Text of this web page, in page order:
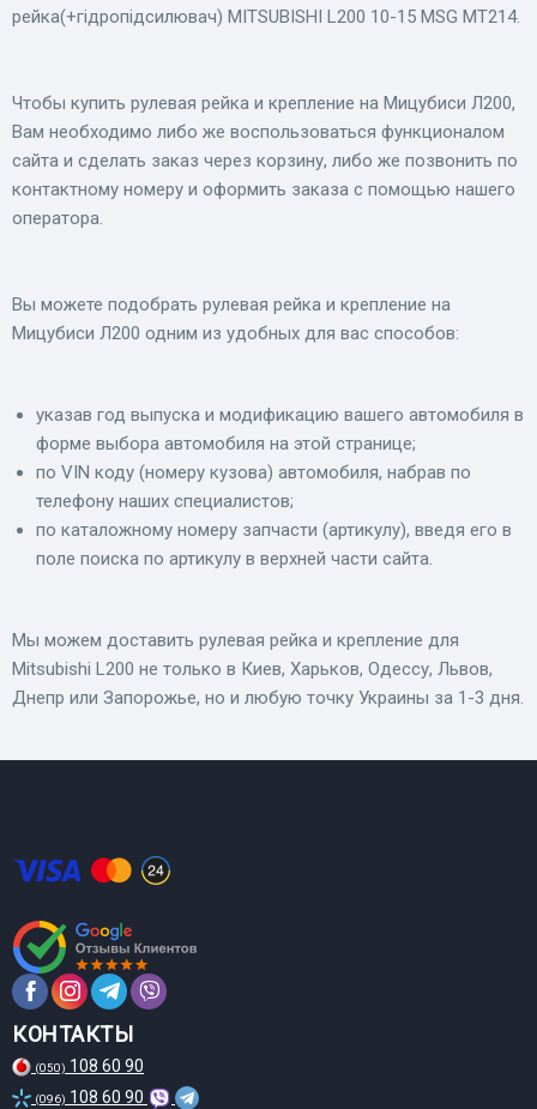
рейка(+гідропідсилювач) MITSUBISHI L200 10-15 MSG MT214.
Чтобы купить рулевая рейка и крепление на Мицубиси Л200,
Вам необходимо либо же воспользоваться функционалом
сайта и сделать заказ через корзину, либо же позвонить по
контактному номеру и оформить заказа с помощью нашего
оператора.
Вы можете подобрать рулевая рейка и крепление на
Мицубиси Л200 одним из удобных для вас способов:
указав год выпуска и модификацию вашего автомобиля в
форме выбора автомобиля на этой странице;
по VIN коду (номеру кузова) автомобиля, набрав по
телефону наших специалистов;
по каталожному номеру запчасти (артикулу), введя его в
поле поиска по артикулу в верхней части сайта.
Мы можем доставить рулевая рейка и крепление для
Mitsubishi L200 не только в Киев, Харьков, Одессу, Львов,
Днепр или Запорожье, но и любую точку Украины за 1-3 дня.
КОНТАКТЫ
(050) 108 60 90
(096) 108 60 90